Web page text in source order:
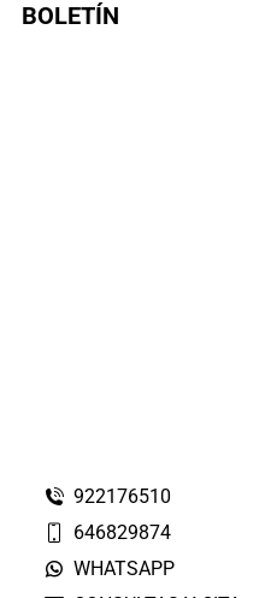
BOLETÍN
922176510
646829874
WHATSAPP